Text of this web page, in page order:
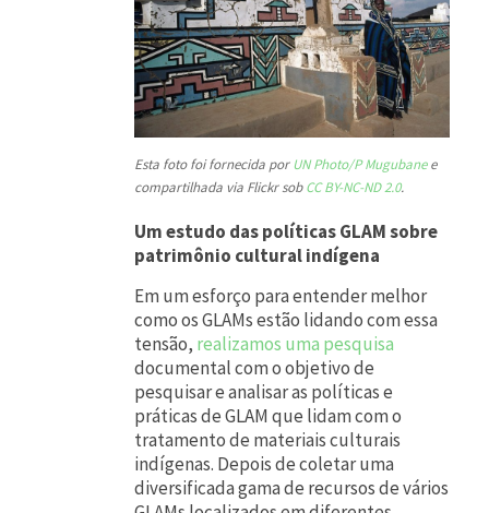
Esta foto foi fornecida por UN Photo/P Mugubanee
compartilhada via Flickr sobCC BY-NC-ND 2.0.
Um estudo das políticas GLAM sobre
patrimônio cultural indígena
Em um esforço para entender melhor
como os GLAMs estão lidando com essa
tensão, realizamos uma pesquisa
documental com o objetivo de
pesquisar e analisar as políticas e
práticas de GLAM que lidam com o
tratamento de materiais culturais
indígenas. Depois de coletar uma
diversificada gama de recursos de vários